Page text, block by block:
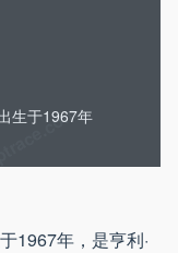
生于1967年
1967年，是亨利·